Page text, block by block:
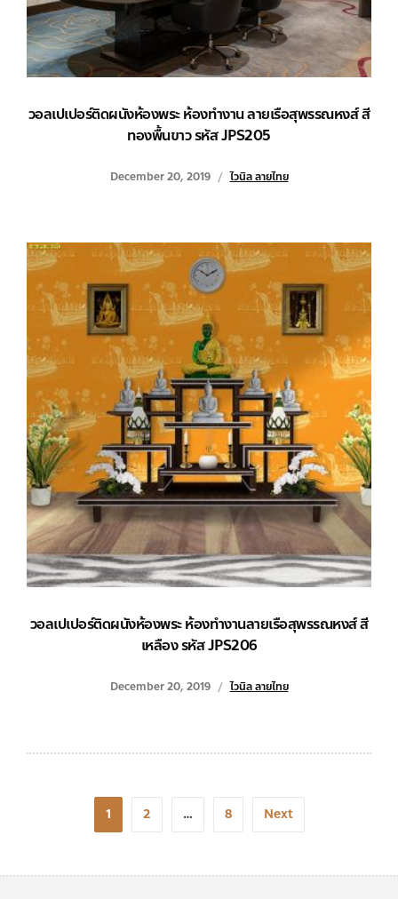
วอลเปเปอร์ติดผนังห้องพระ ห้องทำงาน ลายเรือสุพรรณหงส์ สี
ทองพื้นขาว รหัส JPS205
December 20, 2019 ไวนิล ลายไทย
วอลเปเปอร์ติดผนังห้องพระ ห้องทำงานลายเรือสุพรรณหงส์ สี
เหลือง รหัส JPS206
December 20, 2019 ไวนิล ลายไทย
1 2 … 8 Next